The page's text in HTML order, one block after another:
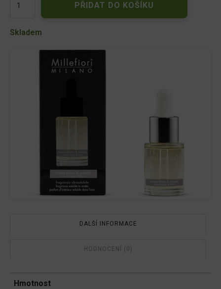
Milano
Blanc
PŘIDAT DO KOŠÍKU
Skladem
DALŠÍ INFORMACE
HODNOCENÍ (0)
Hmotnost